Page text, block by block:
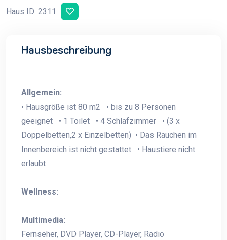
Haus ID: 2311
Hausbeschreibung
Allgemein:
• Hausgröße ist 80 m2 • bis zu 8 Personen
geeignet • 1 Toilet • 4 Schlafzimmer • (3 x
Doppelbetten,2 x Einzelbetten) • Das Rauchen im
Innenbereich ist nicht gestattet • Haustiere nicht
erlaubt
Wellness:
Multimedia:
Fernseher, DVD Player, CD-Player, Radio